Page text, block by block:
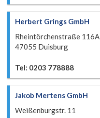
Herbert Grings GmbH
Rheintörchenstraße 116A
47055 Duisburg
Tel: 0203 778888
Jakob Mertens GmbH
Weißenburgstr. 11